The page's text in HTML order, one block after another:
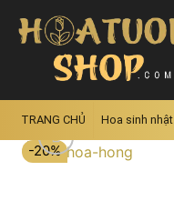
TRANG CHỦ Hoa sinh nhật
-20%